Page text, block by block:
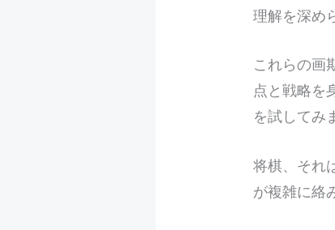
理解を深め
これらの画
点と戦略を
を試してみ
将棋、それ
が複雑に絡